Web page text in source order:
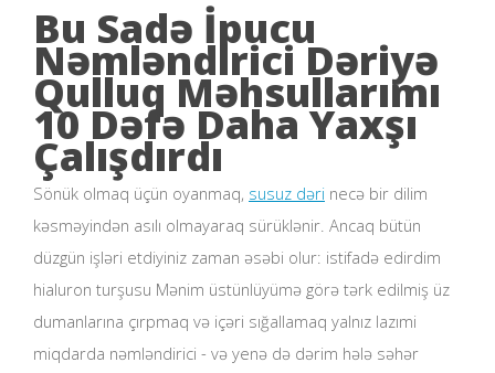
Bu Sadə İpucu
Nəmləndirici Dəriyə
Qulluq Məhsullarımı
10 Dəfə Daha Yaxşı
Çalışdırdı
Sönük olmaq üçün oyanmaq, susuz dəri necə bir dilim
kəsməyindən asılı olmayaraq sürüklənir. Ancaq bütün
düzgün işləri etdiyiniz zaman əsəbi olur: istifadə edirdim
hialuron turşusu Mənim üstünlüyümə görə tərk edilmiş üz
dumanlarına çırpmaq və içəri sığallamaq yalnız lazımi
miqdarda nəmləndirici - və yenə də dərim hələ səhər